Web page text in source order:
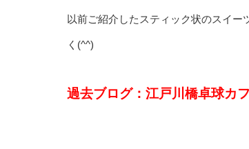
以前ご紹介したスティック状のスイ
く(^^)
過去ブログ：江戸川橋卓球カ